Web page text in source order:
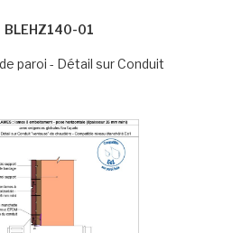
BLEHZ140-01
paroi - Détail sur Conduit